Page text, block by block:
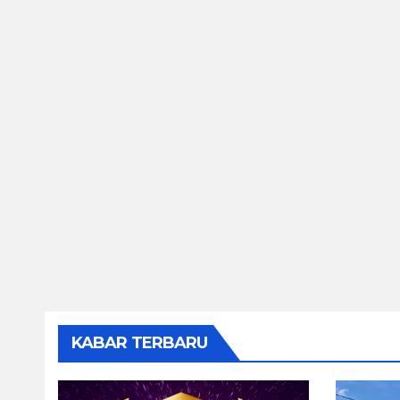
KABAR TERBARU